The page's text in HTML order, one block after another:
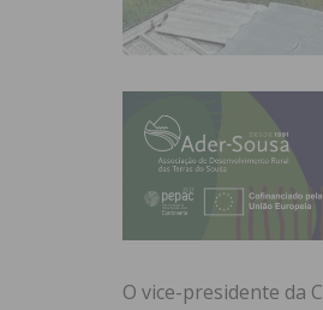
O vice-presidente da